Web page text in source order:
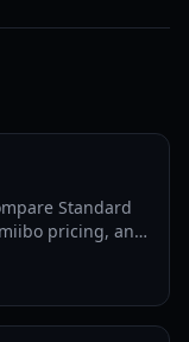
Standard
pricing, and